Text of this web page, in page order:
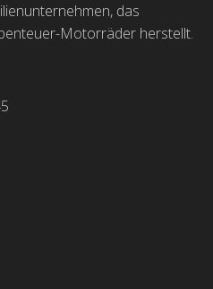
das
Motorräder herstellt.